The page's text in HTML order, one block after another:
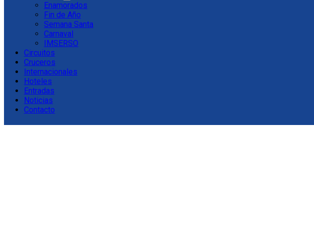
Enamorados
Fin de Año
Semana Santa
Carnaval
IMSERSO
Circuitos
Cruceros
Internacionales
Hoteles
Entradas
Noticias
Contacto